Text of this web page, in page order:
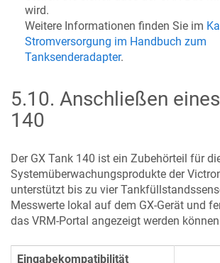
wird.
Weitere Informationen finden Sie im
Stromversorgung im Handbuch zum
Tanksenderadapter.
5.10. Anschließen
140
Der GX Tank 140 ist ein Zubehörteil für
Systemüberwachungsprodukte der
unterstützt bis zu vier
Messwerte lokal auf dem GX-Gerät und
das VRM-Portal angezeigt werden
Eingabekompatibilität